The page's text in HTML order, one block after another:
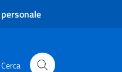
Cerca